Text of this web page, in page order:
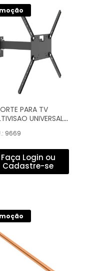
PARA TV
UNIVERSAL
14'' A 56'' -
.: 9669
Faça Login ou
Cadastre-se